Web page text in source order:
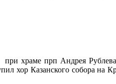
при храме прп Андрея
хор Казанского собора на